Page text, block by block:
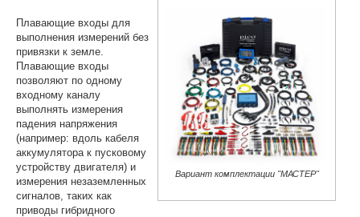
Вариант комплектации "МАСТЕР"
Плавающие входы для
выполнения измерений без
привязки к земле.
Плавающие входы
позволяют по одному
входному каналу
выполнять измерения
падения напряжения
(например: вдоль кабеля
аккумулятора к пусковому
устройству двигателя) и
измерения незаземленных
сигналов, таких как
приводы гибридного